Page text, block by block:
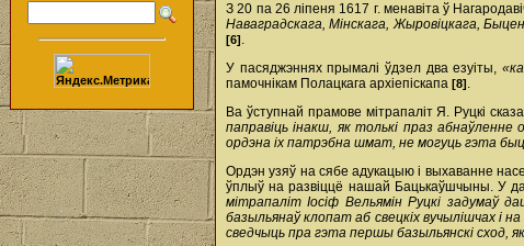
З 20 па 26 ліпеня 1617 г. менавіта ў
Наваградскага, Мінскага, Жыровіцкага,
[6].
У пасяджэннях прымалі ўдзел два езуіты,
памочнікам Полацкага архіепіскапа [8].
Ва ўступнай прамове мітрапаліт Я. Руцкі
паправіць інакш, як толькі праз абнаўленне
ордэна іх патрэбна шмат, не могуць гэта
Ордэн узяў на сябе адукацыю і выхаванне
ўплыў на развіццё нашай Бацькаўшчыны. У
мітрапаліт Іосіф Вельямін Руцкі задумаў
базыльянаў клопат аб свецкіх вучылішчах і
сведчыць пра гэта першы базыльянскі сход,